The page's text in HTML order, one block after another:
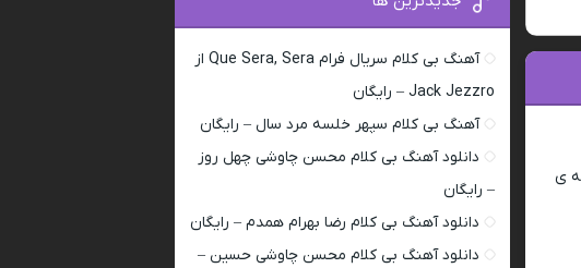
آهنگ بی کلام سریال فرام Que Sera, Sera از
Jack Jezzro – رایگان
آهنگ بی کلام سپهر خلسه مرد سال – رایگان
دانلود آهنگ بی کلام محسن چاوشی چهل روز
– رایگان
دانلود آهنگ بی کلام رضا بهرام همدم – رایگان
دانلود آهنگ بی کلام محسن چاوشی حسین –